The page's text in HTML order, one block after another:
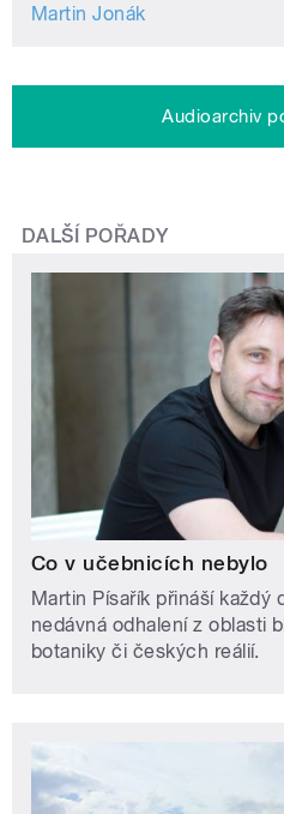
Martin Jonák
Audioarchiv
DALŠÍ POŘADY
Co v učebnicích nebylo
Martin Písařík přináší každý
nedávná odhalení z oblasti
botaniky či českých reálií.